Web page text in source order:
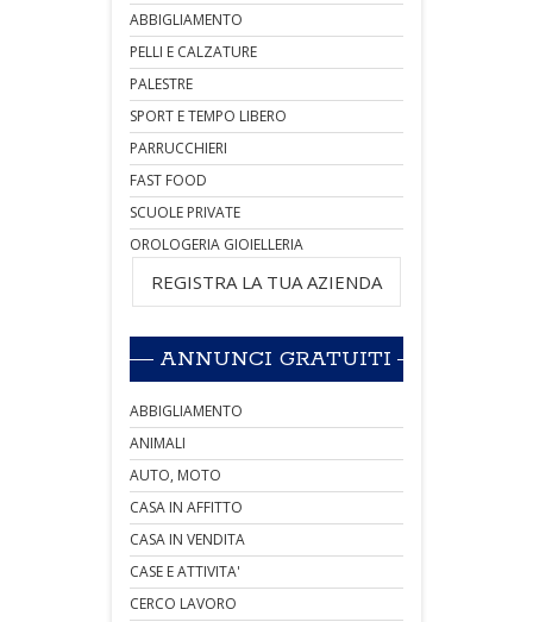
ABBIGLIAMENTO
PELLI E CALZATURE
PALESTRE
SPORT E TEMPO LIBERO
PARRUCCHIERI
FAST FOOD
SCUOLE PRIVATE
OROLOGERIA GIOIELLERIA
REGISTRA LA TUA AZIENDA
ANNUNCI GRATUITI
ABBIGLIAMENTO
ANIMALI
AUTO, MOTO
CASA IN AFFITTO
CASA IN VENDITA
CASE E ATTIVITA'
CERCO LAVORO